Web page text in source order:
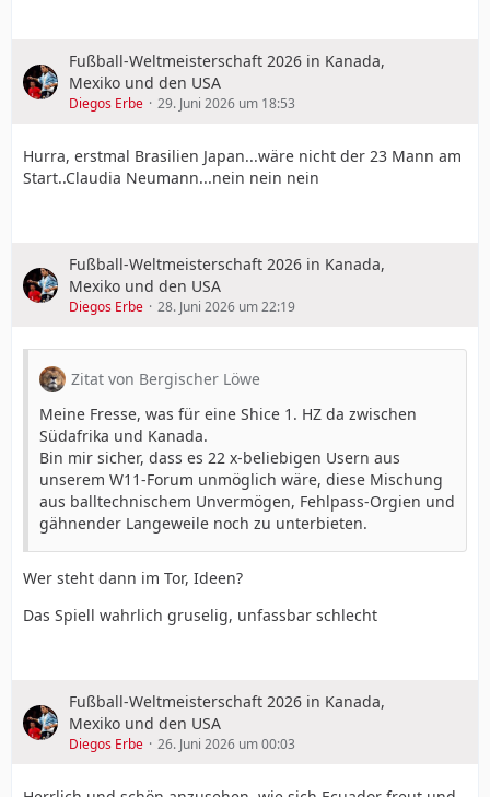
Fußball-Weltmeisterschaft 2026 in Kanada,
Mexiko und den USA
Diegos Erbe 29. Juni 2026 um 18:53
Hurra, erstmal Brasilien Japan...wäre nicht der 23 Mann am
Start..Claudia Neumann...nein nein nein
Fußball-Weltmeisterschaft 2026 in Kanada,
Mexiko und den USA
Diegos Erbe 28. Juni 2026 um 22:19
Zitat von Bergischer Löwe
Meine Fresse, was für eine Shice 1. HZ da zwischen
Südafrika und Kanada.
Bin mir sicher, dass es 22 x-beliebigen Usern aus
unserem W11-Forum unmöglich wäre, diese Mischung
aus balltechnischem Unvermögen, Fehlpass-Orgien und
gähnender Langeweile noch zu unterbieten.
Wer steht dann im Tor, Ideen?
Das Spiell wahrlich gruselig, unfassbar schlecht
Fußball-Weltmeisterschaft 2026 in Kanada,
Mexiko und den USA
Diegos Erbe 26. Juni 2026 um 00:03